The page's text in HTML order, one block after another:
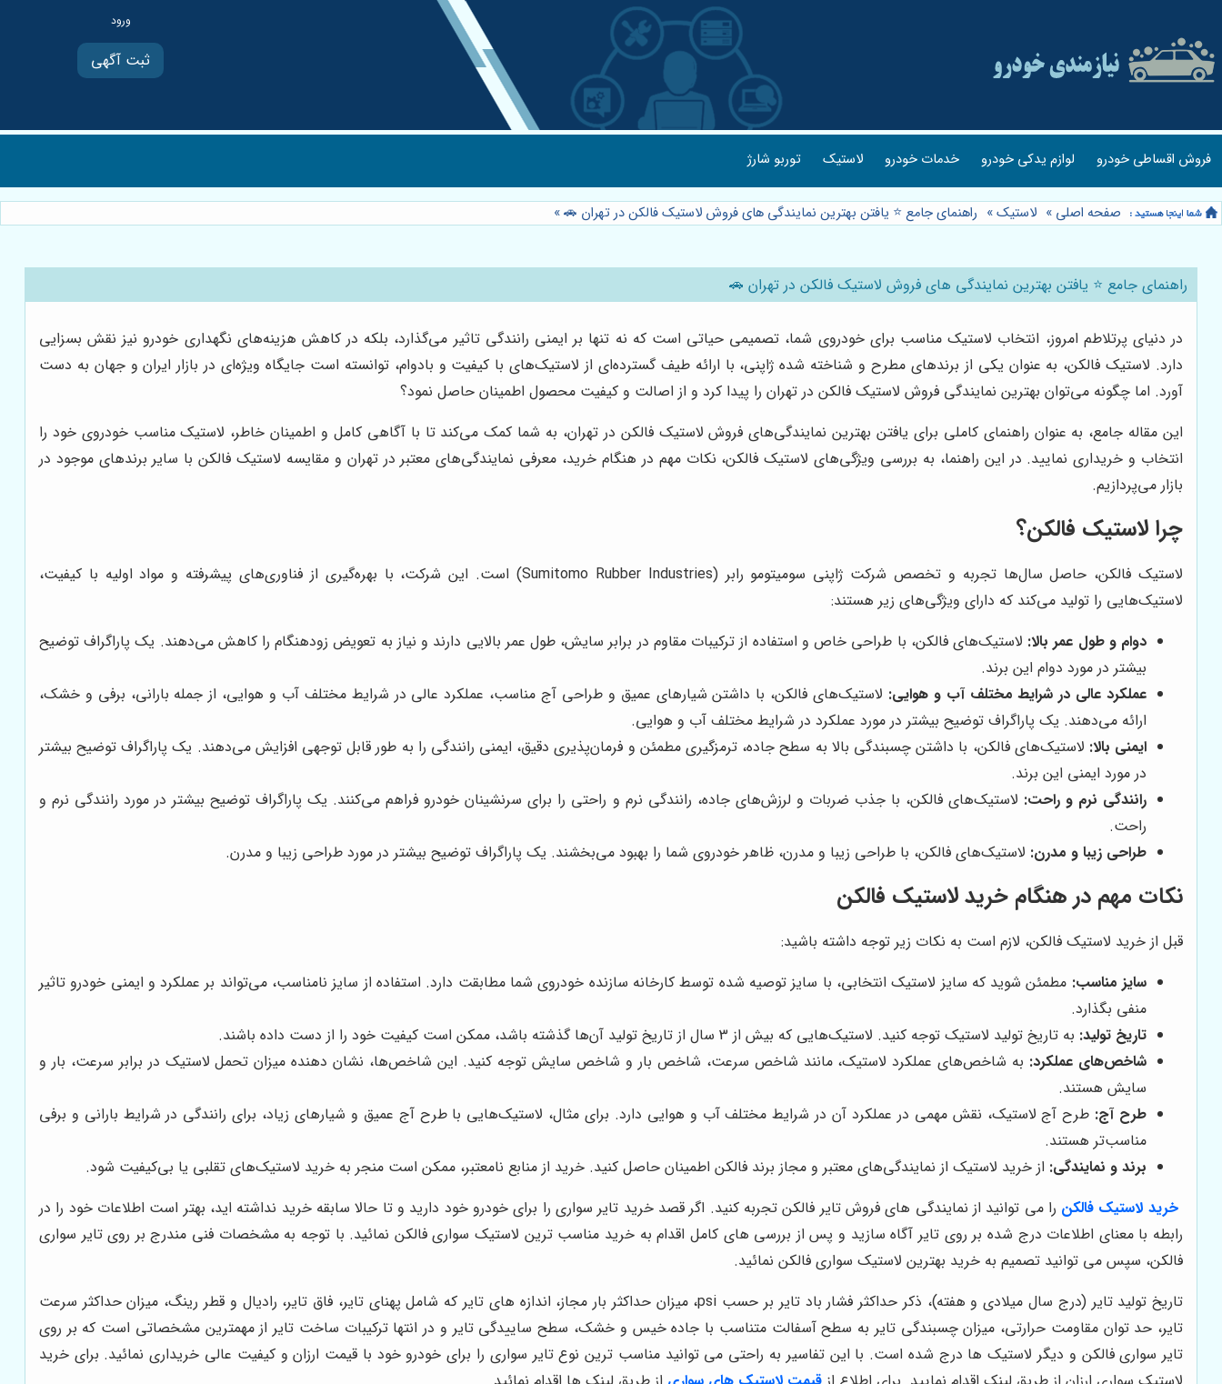
ثبت آگهی
فروش اقساطی خودرو لوازم یدکی خودرو خدمات خودرو لاستیک توربو شارژ
صفحه اصلی » لاستیک» راهنمای جامع ⭐️ یافتن بهترین نمایندگی های فروش لاستیک فالکن در تهران 🚗»
راهنمای جامع ⭐️ یافتن بهترین نمایندگی های فروش لاستیک فالکن در تهران 🚗
در دنیای پرتلاطم امروز، انتخاب لاستیک مناسب برای خودروی شما، تصمیمی حیاتی است که نه تنها بر ایمنی رانندگی تاثیر می‌گذارد، بلکه در کاهش هزینه‌های نگهداری خودرو نیز نقش بسزایی
دارد. لاستیک فالکن، به عنوان یکی از برندهای مطرح و شناخته شده ژاپنی، با ارائه طیف گسترده‌ای از لاستیک‌های با کیفیت و بادوام، توانسته است جایگاه ویژه‌ای در بازار ایران و جهان به دست
آورد. اما چگونه می‌توان بهترین نمایندگی فروش لاستیک فالکن در تهران را پیدا کرد و از اصالت و کیفیت محصول اطمینان حاصل نمود؟
این مقاله جامع، به عنوان راهنمای کاملی برای یافتن بهترین نمایندگی‌های فروش لاستیک فالکن در تهران، به شما کمک می‌کند تا با آگاهی کامل و اطمینان خاطر، لاستیک مناسب خودروی خود را
انتخاب و خریداری نمایید. در این راهنما، به بررسی ویژگی‌های لاستیک فالکن، نکات مهم در هنگام خرید، معرفی نمایندگی‌های معتبر در تهران و مقایسه لاستیک فالکن با سایر برندهای موجود در
بازار می‌پردازیم.
چرا لاستیک فالکن؟
لاستیک فالکن، حاصل سال‌ها تجربه و تخصص شرکت ژاپنی سومیتومو رابر (Sumitomo Rubber Industries) است. این شرکت، با بهره‌گیری از فناوری‌های پیشرفته و مواد اولیه با کیفیت،
لاستیک‌هایی را تولید می‌کند که دارای ویژگی‌های زیر هستند:
دوام و طول عمر بالا: لاستیک‌های فالکن، با طراحی خاص و استفاده از ترکیبات مقاوم در برابر سایش، طول عمر بالایی دارند و نیاز به تعویض زودهنگام را کاهش می‌دهند. یک پاراگراف توضیح
بیشتر در مورد دوام این برند.
عملکرد عالی در شرایط مختلف آب و هوایی: لاستیک‌های فالکن، با داشتن شیارهای عمیق و طراحی آج مناسب، عملکرد عالی در شرایط مختلف آب و هوایی، از جمله بارانی، برفی و خشک،
ارائه می‌دهند. یک پاراگراف توضیح بیشتر در مورد عملکرد در شرایط مختلف آب و هوایی.
ایمنی بالا: لاستیک‌های فالکن، با داشتن چسبندگی بالا به سطح جاده، ترمزگیری مطمئن و فرمان‌پذیری دقیق، ایمنی رانندگی را به طور قابل توجهی افزایش می‌دهند. یک پاراگراف توضیح بیشتر
در مورد ایمنی این برند.
رانندگی نرم و راحت: لاستیک‌های فالکن، با جذب ضربات و لرزش‌های جاده، رانندگی نرم و راحتی را برای سرنشینان خودرو فراهم می‌کنند. یک پاراگراف توضیح بیشتر در مورد رانندگی نرم و
راحت.
طراحی زیبا و مدرن: لاستیک‌های فالکن، با طراحی زیبا و مدرن، ظاهر خودروی شما را بهبود می‌بخشند. یک پاراگراف توضیح بیشتر در مورد طراحی زیبا و مدرن.
نکات مهم در هنگام خرید لاستیک فالکن
قبل از خرید لاستیک فالکن، لازم است به نکات زیر توجه داشته باشید:
سایز مناسب: مطمئن شوید که سایز لاستیک انتخابی، با سایز توصیه شده توسط کارخانه سازنده خودروی شما مطابقت دارد. استفاده از سایز نامناسب، می‌تواند بر عملکرد و ایمنی خودرو تاثیر
منفی بگذارد.
تاریخ تولید: به تاریخ تولید لاستیک توجه کنید. لاستیک‌هایی که بیش از 3 سال از تاریخ تولید آن‌ها گذشته باشد، ممکن است کیفیت خود را از دست داده باشند.
شاخص‌های عملکرد: به شاخص‌های عملکرد لاستیک، مانند شاخص سرعت، شاخص بار و شاخص سایش توجه کنید. این شاخص‌ها، نشان دهنده میزان تحمل لاستیک در برابر سرعت، بار و
سایش هستند.
طرح آج: طرح آج لاستیک، نقش مهمی در عملکرد آن در شرایط مختلف آب و هوایی دارد. برای مثال، لاستیک‌هایی با طرح آج عمیق و شیارهای زیاد، برای رانندگی در شرایط بارانی و برفی
مناسب‌تر هستند.
برند و نمایندگی: از خرید لاستیک از نمایندگی‌های معتبر و مجاز برند فالکن اطمینان حاصل کنید. خرید از منابع نامعتبر، ممکن است منجر به خرید لاستیک‌های تقلبی یا بی‌کیفیت شود.
خرید لاستیک فالکن را می توانید از نمایندگی های فروش تایر فالکن تجربه کنید. اگر قصد خرید تایر سواری را برای خودرو خود دارید و تا حالا سابقه خرید نداشته اید، بهتر است اطلاعات خود را در
رابطه با معنای اطلاعات درج شده بر روی تایر آگاه سازید و پس از بررسی های کامل اقدام به خرید مناسب ترین لاستیک سواری فالکن نمائید. با توجه به مشخصات فنی مندرج بر روی تایر سواری
فالکن، سپس می توانید تصمیم به خرید بهترین لاستیک سواری فالکن نمائید.
تاریخ تولید تایر (درج سال میلادی و هفته)، ذکر حداکثر فشار باد تایر بر حسب psi، میزان حداکثر بار مجاز، اندازه های تایر که شامل پهنای تایر، فاق تایر، رادیال و قطر رینگ، میزان حداکثر سرعت
تایر، حد توان مقاومت حرارتی، میزان چسبندگی تایر به سطح آسفالت متناسب با جاده خیس و خشک، سطح ساییدگی تایر و در انتها ترکیبات ساخت تایر از مهمترین مشخصاتی است که بر روی
تایر سواری فالکن و دیگر لاستیک ها درج شده است. با این تفاسیر به راحتی می توانید مناسب ترین نوع تایر سواری را برای خودرو خود با قیمت ارزان و کیفیت عالی خریداری نمائید. برای خرید